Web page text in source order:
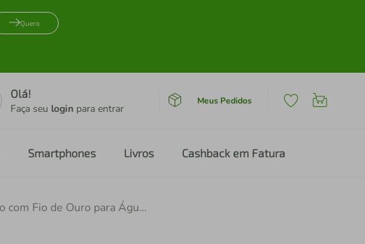
Quero
Olá!
Faça seu login para entrar
Meus Pedidos
Smartphones Livros Cashback em Fatura
Conjunto de Taças de Vidro com Fio de Ouro para Água 6 Peças 325 ml Diamond Transparente Lyor